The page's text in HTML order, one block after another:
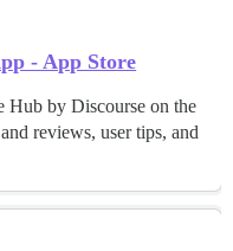
- App Store
Hub by Discourse on the
reviews, user tips, and